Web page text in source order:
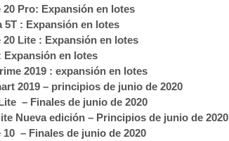
20 Pro: Expansión en lotes
5T : Expansión en lotes
20 Lite : Expansión en lotes
Expansión en lotes
2019 : expansión en lotes
2019 – principios de junio de 2020
– Finales de junio de 2020
Nueva edición – Principios de junio de 2020
10 – Finales de junio de 2020